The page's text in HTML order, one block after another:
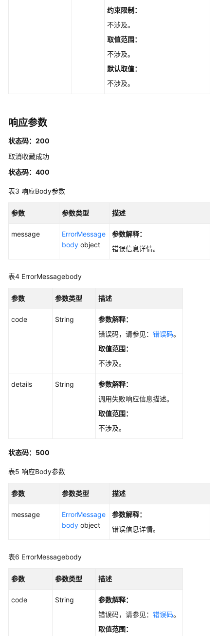
理
日
志
管
理
流
日
流
量
ListTopnTrafficStatistics
统
ListTimeLineTrafficStatistics
约束限制：
不涉及。
取值范围：
不涉及。
默认取值：
不涉及。
响应参数
状态码：200
取消收藏成功
状态码：400
表3 响应Body参数
参数 参数类型 描述
message
ErrorMessage
body object
参数解释：
错误信息详情。
表4 ErrorMessagebody
参数 参数类型 描述
code String
参数解释：
错误码，请参见： 错误码。
取值范围：
不涉及。
details String
参数解释：
调用失败响应信息描述。
取值范围：
不涉及。
状态码：500
表5 响应Body参数
参数 参数类型 描述
message
ErrorMessage
body object
参数解释：
错误信息详情。
表6 ErrorMessagebody
参数 参数类型 描述
code String
参数解释：
错误码，请参见： 错误码。
取值范围：